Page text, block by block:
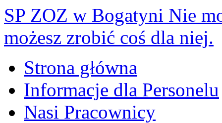
SP ZOZ w Bogatyni Nie
możesz zrobić coś dla niej.
Strona główna
Informacje dla Personelu
Nasi Pracownicy